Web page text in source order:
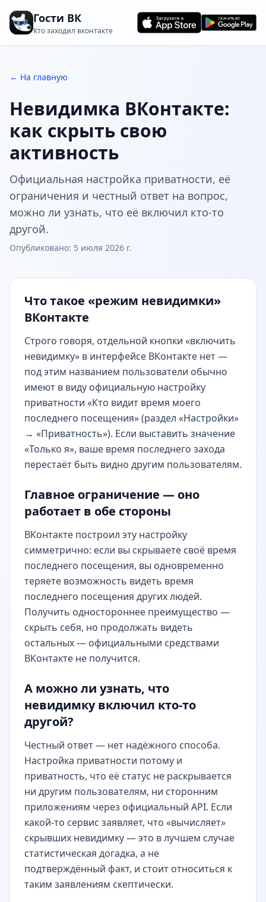
Гости ВК
Кто заходил вконтакте
← На главную
Невидимка ВКонтакте:
как скрыть свою
активность
Официальная настройка приватности, её
ограничения и честный ответ на вопрос,
можно ли узнать, что её включил кто-то
другой.
Опубликовано: 5 июля 2026 г.
Что такое «режим невидимки»
ВКонтакте
Строго говоря, отдельной кнопки «включить
невидимку» в интерфейсе ВКонтакте нет —
под этим названием пользователи обычно
имеют в виду официальную настройку
приватности «Кто видит время моего
последнего посещения» (раздел «Настройки»
→ «Приватность»). Если выставить значение
«Только я», ваше время последнего захода
перестаёт быть видно другим пользователям.
Главное ограничение — оно
работает в обе стороны
ВКонтакте построил эту настройку
симметрично: если вы скрываете своё время
последнего посещения, вы одновременно
теряете возможность видеть время
последнего посещения других людей.
Получить одностороннее преимущество —
скрыть себя, но продолжать видеть
остальных — официальными средствами
ВКонтакте не получится.
А можно ли узнать, что
невидимку включил кто-то
другой?
Честный ответ — нет надёжного способа.
Настройка приватности потому и
приватность, что её статус не раскрывается
ни другим пользователям, ни сторонним
приложениям через официальный API. Если
какой-то сервис заявляет, что «вычисляет»
скрывших невидимку — это в лучшем случае
статистическая догадка, а не
подтверждённый факт, и стоит относиться к
таким заявлениям скептически.